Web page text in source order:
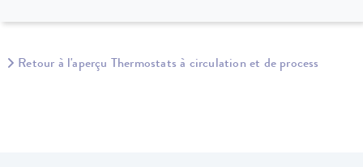
Retour à l'aperçu Thermostats à circulation et de process